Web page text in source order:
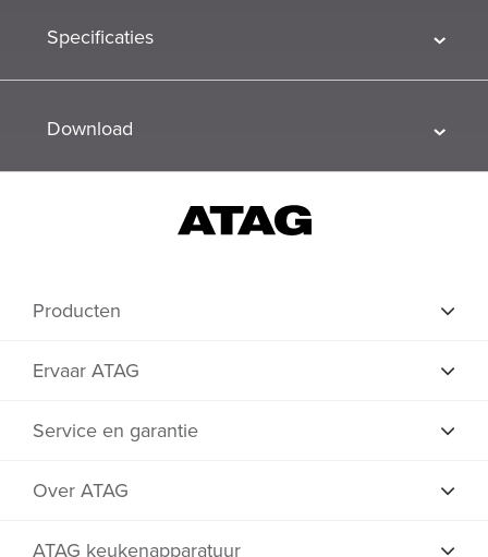
Specificaties
Download
Producten
Ervaar ATAG
Service en garantie
Over ATAG
ATAG keukenapparatuur